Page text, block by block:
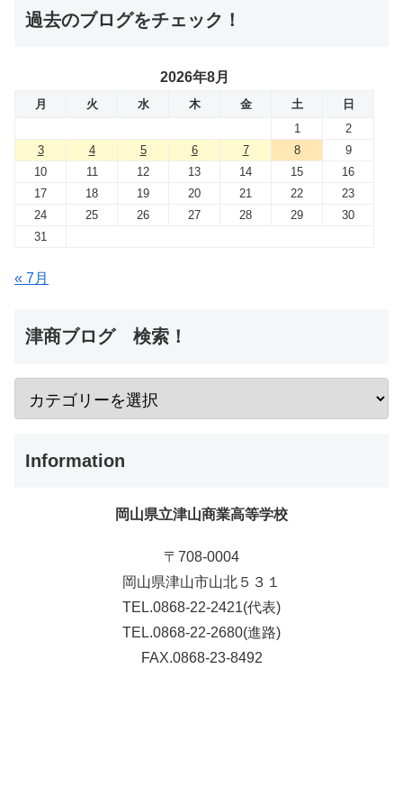
過去のブログをチェック！
2026年8月
月 火 水 木 金 土
日
1
2
3
4 5 6 7 8
9
10
11 12 13 14 15
16
17
18 19 20 21 22
23
24
25 26 27 28 29
30
31
« 7月
津商ブログ 検索！
Information
岡山県立津山商業高等学校
〒708-0004
岡山県津山市山北５３１
TEL.0868-22-2421(代表)
TEL.0868-22-2680(進路)
FAX.0868-23-8492